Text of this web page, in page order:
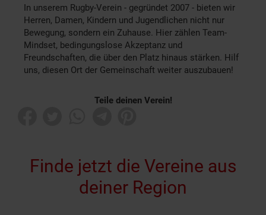
In unserem Rugby-Verein - gegründet 2007 - bieten wir
Herren, Damen, Kindern und Jugendlichen nicht nur
Bewegung, sondern ein Zuhause. Hier zählen Team-
Mindset, bedingungslose Akzeptanz und
Freundschaften, die über den Platz hinaus stärken. Hilf
uns, diesen Ort der Gemeinschaft weiter auszubauen!
Teile deinen Verein!
Finde jetzt die Vereine aus
deiner Region